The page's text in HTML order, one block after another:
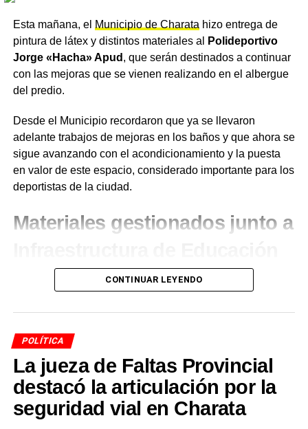
Esta mañana, el Municipio de Charata hizo entrega de
pintura de látex y distintos materiales al
Polideportivo
Jorge «Hacha» Apud , que serán destinados a continuar
con las mejoras que se vienen realizando en el albergue
del predio.
Desde el Municipio recordaron que ya se llevaron
adelante trabajos de mejoras en los baños y que ahora se
sigue avanzando con el acondicionamiento y la puesta
en valor de este espacio, considerado importante para los
deportistas de la ciudad.
Materiales gestionados junto a
Los materiales fueron gestionados a través de
Infraestructura de Educación, sumando esfuerzos para
que los espacios deportivos deCharataestén cada vez
que continuarán trabajando para mejorar los lugares
donde los vecinos y deportistas se encuentran, entrenan
y crecen.
Másnoticias de CharataenCharataChaco.Net.
CONTINUAR LEYENDO
POLÍTICA
La jueza de Faltas Provincial
destacó la articulación por la
seguridad vial en Charata